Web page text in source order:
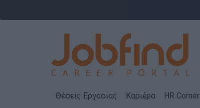
Θέσεις Εργασίας Καριέρα HR Corner